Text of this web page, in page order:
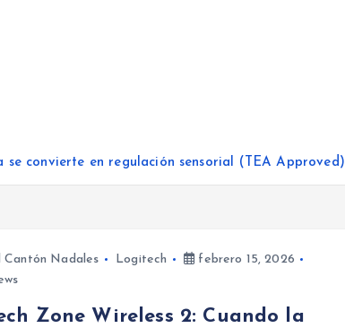
convierte en regulación sensorial (TEA Approved)
Cantón Nadales Logitech
febrero 15, 2026
Zone Wireless 2: Cuando la